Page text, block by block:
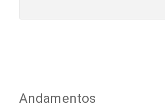
Andamentos